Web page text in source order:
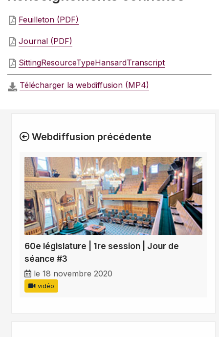
Feuilleton (PDF)
Journal (PDF)
SittingResourceTypeHansardTranscript
Télécharger la webdiffusion (MP4)
Webdiffusion précédente
60e législature | 1re session | Jour de
séance #3
le 18 novembre 2020
vidéo